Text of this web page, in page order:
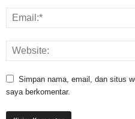
Simpan nama, email, dan situs
saya berkomentar.